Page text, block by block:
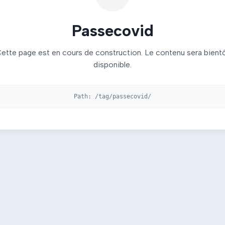
Passecovid
page est en cours de construction. Le contenu sera
disponible.
Path: /tag/passecovid/